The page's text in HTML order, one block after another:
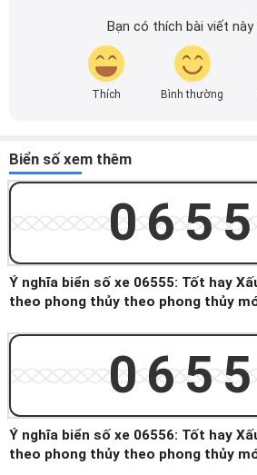
Bạn có thích bài viết này
Thích Bình thường
Biển số xem thêm
Ý nghĩa biển số xe 06555: Tốt hay
theo phong thủy theo phong thủy
Ý nghĩa biển số xe 06556: Tốt hay
theo phong thủy theo phong thủy